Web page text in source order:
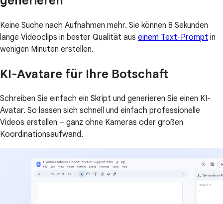
Keine Suche nach Aufnahmen mehr. Sie können 8 Sekunden
lange Videoclips in bester Qualität aus einem Text-Prompt in
wenigen Minuten erstellen.
KI-Avatare für Ihre Botschaft
Schreiben Sie einfach ein Skript und generieren Sie einen KI-
Avatar. So lassen sich schnell und einfach professionelle
Videos erstellen – ganz ohne Kameras oder großen
Koordinationsaufwand.